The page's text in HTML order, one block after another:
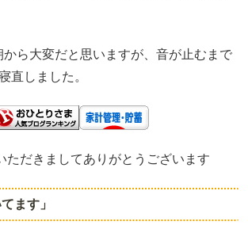
ら大変だと思いますが、音が止むまで
直しました。
ただきましてありがとうございます
ます」